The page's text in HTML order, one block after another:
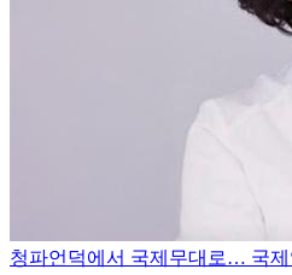
청파언덕에서 국제무대로… 국